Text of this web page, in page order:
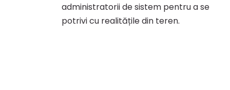
administratorii de sistem pentru a se
potrivi cu realitățile din teren.